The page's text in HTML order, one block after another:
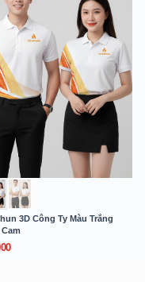
3D Công Ty Màu Trắng